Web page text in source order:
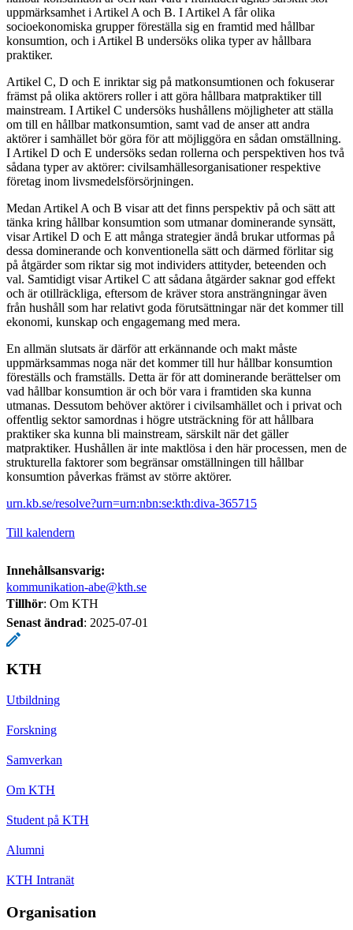
uppmärksamhet i Artikel A och B. I Artikel A får olika
socioekonomiska grupper föreställa sig en framtid med hållbar
konsumtion, och i Artikel B undersöks olika typer av hållbara
praktiker.
Artikel C, D och E inriktar sig på matkonsumtionen och fokuserar
främst på olika aktörers roller i att göra hållbara matpraktiker till
mainstream. I Artikel C undersöks hushållens möjligheter att ställa
om till en hållbar matkonsumtion, samt vad de anser att andra
aktörer i samhället bör göra för att möjliggöra en sådan omställning.
I Artikel D och E undersöks sedan rollerna och perspektiven hos två
sådana typer av aktörer: civilsamhällesorganisationer respektive
företag inom livsmedelsförsörjningen.
Medan Artikel A och B visar att det finns perspektiv på och sätt att
tänka kring hållbar konsumtion som utmanar dominerande synsätt,
visar Artikel D och E att många strategier ändå brukar utformas på
dessa dominerande och konventionella sätt och därmed förlitar sig
på åtgärder som riktar sig mot individers attityder, beteenden och
val. Samtidigt visar Artikel C att sådana åtgärder saknar god effekt
och är otillräckliga, eftersom de kräver stora ansträngningar även
från hushåll som har relativt goda förutsättningar när det kommer till
ekonomi, kunskap och engagemang med mera.
En allmän slutsats är därför att erkännande och makt måste
uppmärksammas noga när det kommer till hur hållbar konsumtion
föreställs och framställs. Detta är för att dominerande berättelser om
vad hållbar konsumtion är och bör vara i framtiden ska kunna
utmanas. Dessutom behöver aktörer i civilsamhället och i privat och
offentlig sektor samordnas i högre utsträckning för att hållbara
praktiker ska kunna bli mainstream, särskilt när det gäller
matpraktiker. Hushållen är inte maktlösa i den här processen, men de
strukturella faktorer som begränsar omställningen till hållbar
konsumtion påverkas främst av större aktörer.
urn.kb.se/resolve?urn=urn:nbn:se:kth:diva-365715
Till kalendern
Innehållsansvarig:
kommunikation-abe@kth.se
Tillhör: Om KTH
Senast ändrad: 2025-07-01
KTH
Utbildning
Forskning
Samverkan
Om KTH
Student på KTH
Alumni
KTH Intranät
Organisation